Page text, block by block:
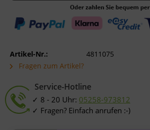
Artikel-Nr.:
4811075
Fragen zum Artikel?
Service-Hotline
8 - 20 Uhr: 05258-973812
Fragen? Einfach anrufen :-)